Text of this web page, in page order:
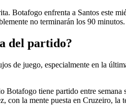
Botafogo enfrenta a Santos este
no terminarán los 90
del partido?
de juego, especialmente en la
tiene partido entre
con la mente puesta en Cruzeiro, la